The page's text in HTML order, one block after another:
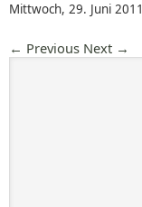
Mittwoch, 29. Juni 2011
← Previous Next →